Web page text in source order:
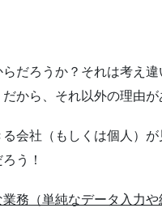
だろうか？それは考え
から、それ以外の理由が
会社（もしくは個人）
う！
業務（単純なデータ入力